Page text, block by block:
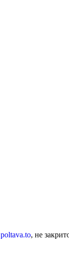
poltava.to, не